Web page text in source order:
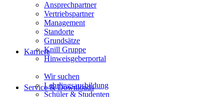
Ansprechpartner
Vertriebspartner
Management
Standorte
Grundsätze
Knill Gruppe
Hinweisgeberportal
Karriere
Wir suchen
Lehrlingsausbildung
Schüler & Studenten
Service & Downloads